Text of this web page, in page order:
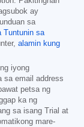
ay
sa
Tuntunin sa
alamin kung
iyong
sa email address
petsa ng
ka ng
sa isang Trial at
mare-